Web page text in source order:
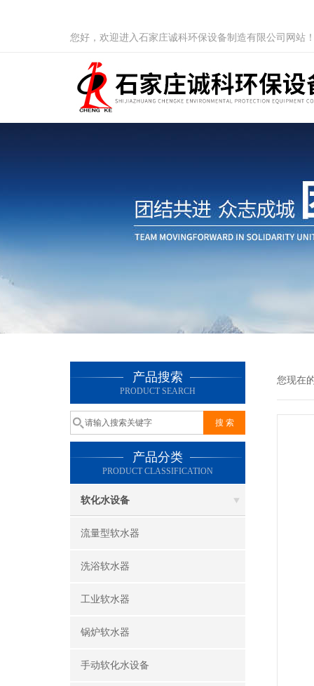
您好，欢迎进入石家庄诚科环保设备制造有限公司网站
产品搜索
PRODUCT SEARCH
产品分类
PRODUCT CLASSIFICATION
软化水设备
流量型软水器
洗浴软水器
工业软水器
锅炉软水器
手动软化水设备
您现在